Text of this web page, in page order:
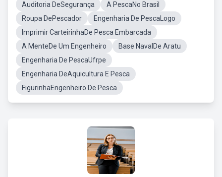
Auditoria DeSegurança
A PescaNo Brasil
Roupa DePescador
Engenharia De PescaLogo
Imprimir CarteirinhaDe Pesca Embarcada
A MenteDe Um Engenheiro
Base NavalDe Aratu
Engenharia De PescaUfrpe
Engenharia DeAquicultura E Pesca
FigurinhaEngenheiro De Pesca